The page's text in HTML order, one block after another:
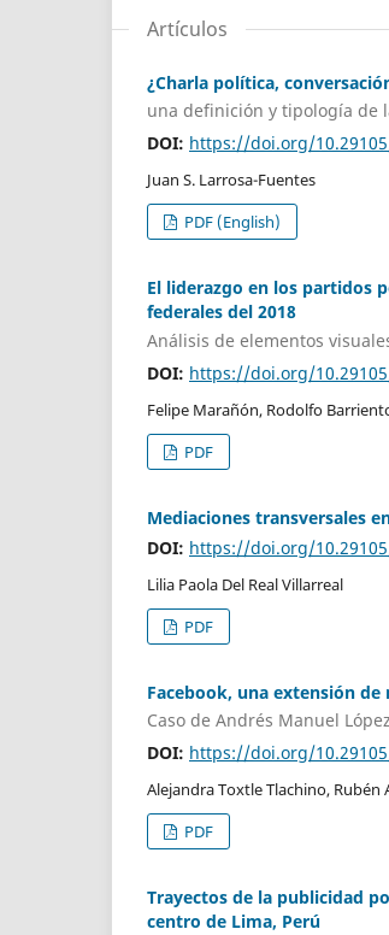
Artículos
¿Charla política,
una definición y tipología de
DOI: https://doi.org/
Juan S. Larrosa-Fuentes
PDF (English)
El liderazgo en los partidos
federales del 2018
Análisis de elementos
DOI: https://doi.org/
Felipe Marañón, Rodolfo
PDF
Mediaciones transversales
DOI: https://doi.org/
Lilia Paola Del Real Villarreal
PDF
Facebook, una extensión
Caso de Andrés Manuel
DOI: https://doi.org/
Alejandra Toxtle Tlachino, Rubén
PDF
Trayectos de la publicidad
centro de Lima, Perú